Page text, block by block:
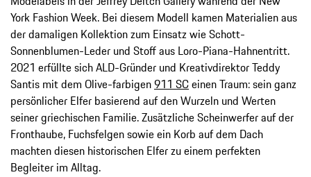
York Fashion Week. Bei diesem Modell kamen Materialien aus
der damaligen Kollektion zum Einsatz wie Schott-
Sonnenblumen-Leder und Stoff aus Loro-Piana-Hahnentritt.
2021 erfüllte sich ALD-Gründer und Kreativdirektor Teddy
Santis mit dem Olive-farbigen911 SCeinen Traum: sein ganz
persönlicher Elfer basierend auf den Wurzeln und Werten
seiner griechischen Familie. Zusätzliche Scheinwerfer auf der
Fronthaube, Fuchsfelgen sowie ein Korb auf dem Dach
machten diesen historischen Elfer zu einem perfekten
Begleiter im Alltag.